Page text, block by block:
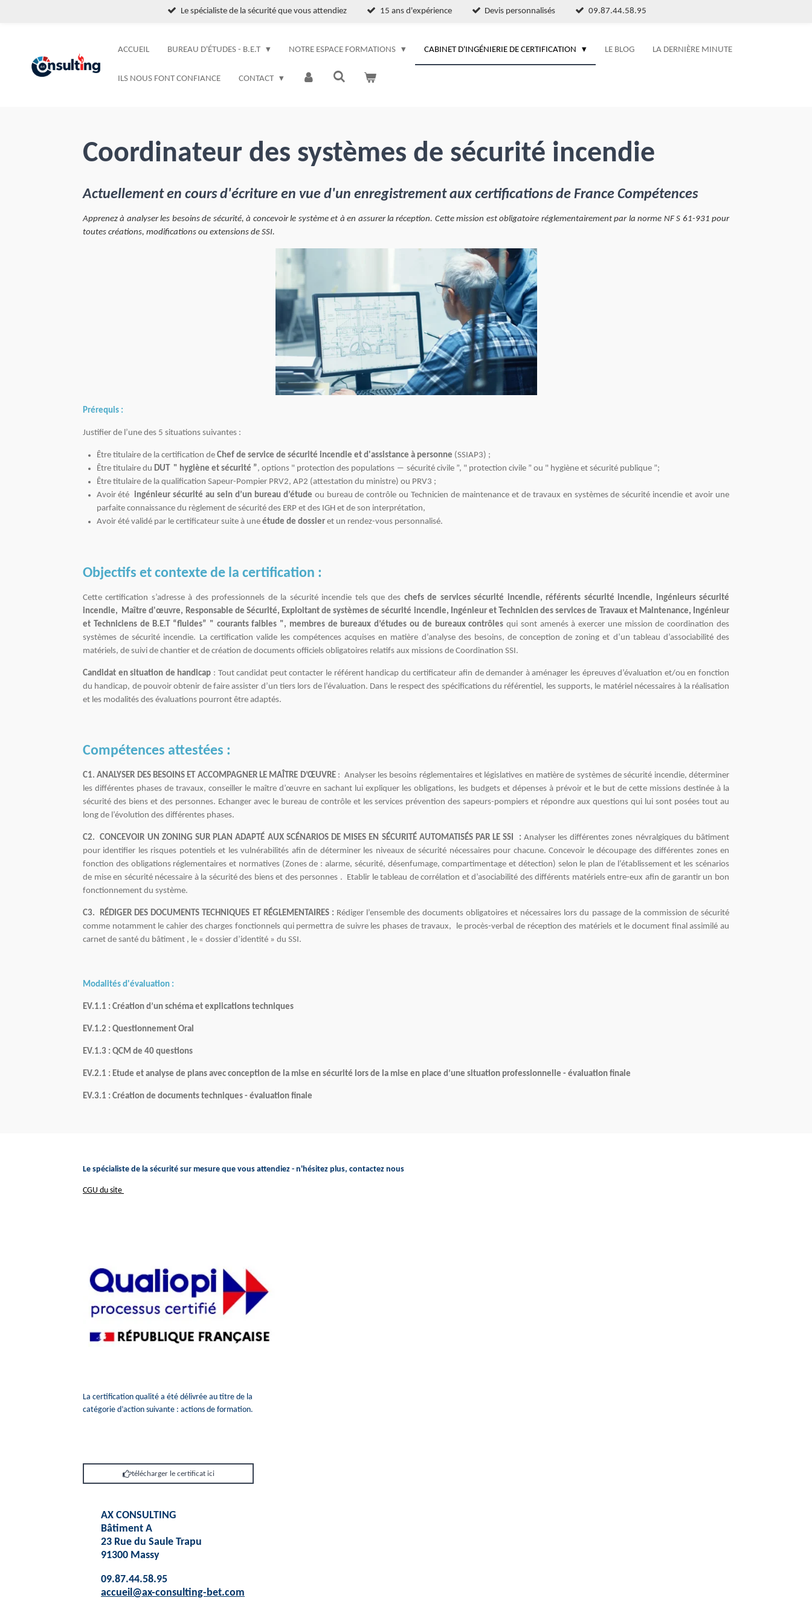
Le spécialiste de la sécurité que vous attendiez 15 ans d'expérience Devis personnalisés 09.87.44.58.95
ACCUEIL BUREAU D'ÉTUDES - B.E.T NOTRE ESPACE FORMATIONS CABINET D'INGÉNIERIE DE CERTIFICATION LE BLOG LA DERNIÈRE MINUTE
ILS NOUS FONT CONFIANCE CONTACT
Coordinateur des systèmes de sécurité incendie
Actuellement en cours d'écriture en vue d'un enregistrement aux certifications de France Compétences
Apprenez à analyser les besoins de sécurité, à concevoir le système et à en assurer la réception. Cette mission est obligatoire réglementairement par la norme NF S 61-931 pour
toutes créations, modifications ou extensions de SSI.
Prérequis :
Justifier de l’une des 5 situations suivantes :
Être titulaire de la certification de Chef de service de sécurité incendie et d'assistance à personne (SSIAP3) ;
Être titulaire du DUT " hygiène et sécurité ” , options " protection des populations ― sécurité civile ”, " protection civile ” ou " hygiène et sécurité publique ”;
Être titulaire de la qualification Sapeur-Pompier PRV2, AP2 (attestation du ministre) ou PRV3 ;
Avoir été ingénieur sécurité au sein d’un bureau d’étude ou bureau de contrôle ou Technicien de maintenance et de travaux en systèmes de sécurité incendie et avoir une
parfaite connaissance du règlement de sécurité des ERP et des IGH et de son interprétation,
Avoir été validé par le certificateur suite à une étude de dossieret un rendez-vous personnalisé.
Objectifs et contexte de la certification :
Cette certification s’adresse à des professionnels de la sécurité incendie tels que des chefs de services sécurité incendie, référents sécurité incendie, ingénieurs sécurité
incendie, Maître d'œuvre, Responsable de Sécurité, Exploitant de systèmes de sécurité incendie, Ingénieur et Technicien des services de Travaux et Maintenance, Ingénieur
et Techniciens de B.E.T “fluides” " courants faibles ", membres de bureaux d’études ou de bureaux contrôlesqui sont amenés à exercer une mission de coordination des
systèmes de sécurité incendie. La certification valide les compétences acquises en matière d’analyse des besoins, de conception de zoning et d’un tableau d’associabilité des
matériels, de suivi de chantier et de création de documents officiels obligatoires relatifs aux missions de Coordination SSI.
Candidat en situation de handicap : Tout candidat peut contacter le référent handicap du certificateur afin de demander à aménager les épreuves d’évaluation et/ou en fonction
du handicap, de pouvoir obtenir de faire assister d’un tiers lors de l’évaluation. Dans le respect des spécifications du référentiel, les supports, le matériel nécessaires à la réalisation
et les modalités des évaluations pourront être adaptés.
Compétences attestées :
C1. ANALYSER DES BESOINS ET ACCOMPAGNER LE MAÎTRE D’ŒUVRE: Analyser les besoins réglementaires et législatives en matière de systèmes de sécurité incendie, déterminer
les différentes phases de travaux, conseiller le maître d’œuvre en sachant lui expliquer les obligations, les budgets et dépenses à prévoir et le but de cette missions destinée à la
sécurité des biens et des personnes. Echanger avec le bureau de contrôle et les services prévention des sapeurs-pompiers et répondre aux questions qui lui sont posées tout au
long de l’évolution des différentes phases.
C2. CONCEVOIR UN ZONING SUR PLAN ADAPTÉ AUX SCÉNARIOS DE MISES EN SÉCURITÉ AUTOMATISÉS PAR LE SSI : Analyser les différentes zones névralgiques du bâtiment
pour identifier les risques potentiels et les vulnérabilités afin de déterminer les niveaux de sécurité nécessaires pour chacune. Concevoir le découpage des différentes zones en
fonction des obligations réglementaires et normatives (Zones de : alarme, sécurité, désenfumage, compartimentage et détection) selon le plan de l’établissement et les scénarios
de mise en sécurité nécessaire à la sécurité des biens et des personnes . Etablir le tableau de corrélation et d’asociabilité des différents matériels entre-eux afin de garantir un bon
fonctionnement du système.
C3. RÉDIGER DES DOCUMENTS TECHNIQUES ET RÉGLEMENTAIRES : Rédiger l’ensemble des documents obligatoires et nécessaires lors du passage de la commission de sécurité
comme notamment le cahier des charges fonctionnels qui permettra de suivre les phases de travaux, le procès-verbal de réception des matériels et le document final assimilé au
carnet de santé du bâtiment , le « dossier d’identité » du SSI.
Modalités d'évaluation :
EV.1.1 : Création d’un schéma et explications techniques
EV.1.2 : Questionnement Oral
EV.1.3 : QCM de 40 questions
EV.2.1 : Etude et analyse de plans avec conception de la mise en sécurité lors de la mise en place d’une situation professionnelle - évaluation finale
EV.3.1 : Création de documents techniques - évaluation finale
Le spécialiste de la sécurité sur mesure que vous attendiez - n'hésitez plus, contactez nous
CGU du site
La certification qualité a été délivrée au titre de la
catégorie d’action suivante : actions de formation.
télécharger le certificat ici
AX CONSULTING
Bâtiment A
23 Rue du Saule Trapu
91300 Massy
09.87.44.58.95
accueil@ax-consulting-bet.com